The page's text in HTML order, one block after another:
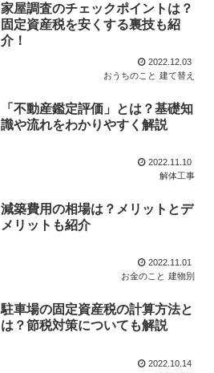
家屋調査のチェックポイントは？
固定資産税を安くする裏技も紹
介！
2022.12.03
おうちのこと 建て替え
「不動産鑑定評価」とは？基礎知
識や流れをわかりやすく解説
2022.11.10
解体工事
減築費用の相場は？メリットとデ
メリットも紹介
2022.11.01
お金のこと 建物別
駐車場の固定資産税の計算方法と
は？節税対策についても解説
2022.10.14